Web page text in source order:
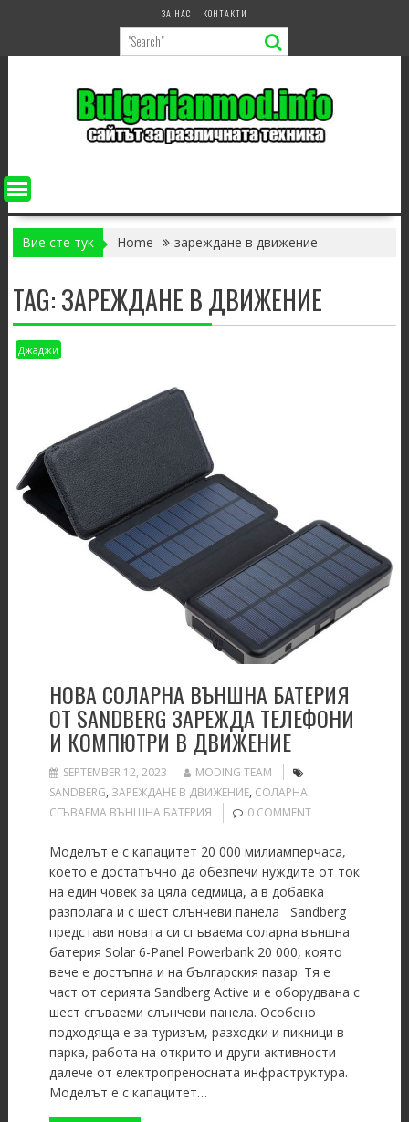
ЗА НАС КОНТАКТИ
Вие сте тук Home зареждане в движение
TAG:ЗАРЕЖДАНЕ В ДВИЖЕНИЕ
Джаджи
НОВА СОЛАРНА ВЪНШНА БАТЕРИЯ
ОТ SANDBERG ЗАРЕЖДА ТЕЛЕФОНИ
И КОМПЮТРИ В ДВИЖЕНИЕ
SEPTEMBER 12, 2023
MODING TEAM
SANDBERG, ЗАРЕЖДАНЕ В ДВИЖЕНИЕ, СОЛАРНА
СГЪВАЕМА ВЪНШНА БАТЕРИЯ
0 COMMENT
Моделът е с капацитет 20 000 милиамперчаса,
което е достатъчно да обезпечи нуждите от ток
на един човек за цяла седмица, а в добавка
разполага и с шест слънчеви панела Sandberg
представи новата си сгъваема соларна външна
батерия Solar 6-Panel Powerbank 20 000, която
вече е достъпна и на българския пазар. Тя е
част от серията Sandberg Active и е оборудвана с
шест сгъваеми слънчеви панела. Особено
подходяща е за туризъм, разходки и пикници в
парка, работа на открито и други активности
далече от електропреносната инфраструктура.
Моделът е с капацитет…